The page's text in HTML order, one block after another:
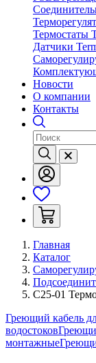
Термостаты
Датчики
Новости
О компании
Контакты
Главная
Каталог
C25-01
Греющий кабель
водостоков
монтажные